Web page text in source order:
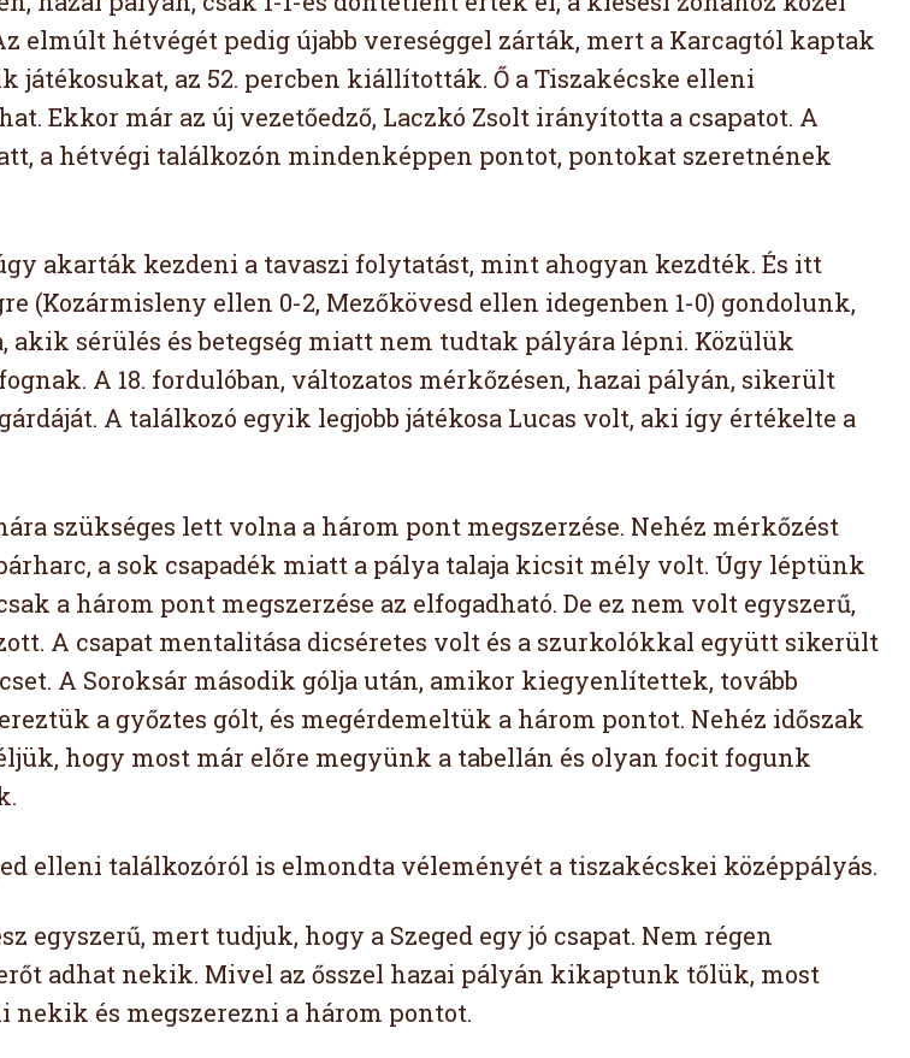
elmúlt hétvégét pedig újabb vereséggel zárták, mert a Karcagtól kaptak
játékosukat, az 52. percben kiállították. Ő a Tiszakécske elleni
Ekkor már az új vezetőedző, Laczkó Zsolt irányította a csapatot. A
a hétvégi találkozón mindenképpen pontot, pontokat szeretnének
akarták kezdeni a tavaszi folytatást, mint ahogyan kezdték. És itt
(Kozármisleny ellen 0-2, Mezőkövesd ellen idegenben 1-0) gondolunk,
akik sérülés és betegség miatt nem tudtak pályára lépni. Közülük
A 18. fordulóban, változatos mérkőzésen, hazai pályán, sikerült
A találkozó egyik legjobb játékosa Lucas volt, aki így értékelte a
szükséges lett volna a három pont megszerzése. Nehéz mérkőzést
a sok csapadék miatt a pálya talaja kicsit mély volt. Úgy léptünk
a három pont megszerzése az elfogadható. De ez nem volt egyszerű,
A csapat mentalitása dicséretes volt és a szurkolókkal együtt sikerült
A Soroksár második gólja után, amikor kiegyenlítettek, tovább
a győztes gólt, és megérdemeltük a három pontot. Nehéz időszak
hogy most már előre megyünk a tabellán és olyan focit fogunk
elleni találkozóról is elmondta véleményét a tiszakécskei középpályás.
egyszerű, mert tudjuk, hogy a Szeged egy jó csapat. Nem régen
adhat nekik. Mivel az ősszel hazai pályán kikaptunk tőlük, most
nekik és megszerezni a három pontot.